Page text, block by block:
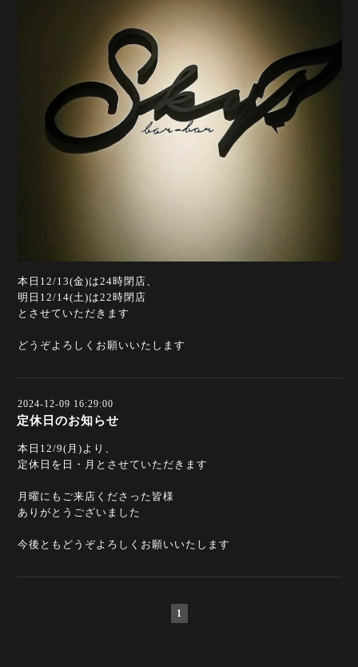
本日12/13(金)は24時閉店、
明日12/14(土)は22時閉店
とさせていただきます
どうぞよろしくお願いいたします
2024-12-09 16:29:00
定休日のお知らせ
本日12/9(月)より、
定休日を日・月とさせていただきます
月曜にもご来店くださった皆様
ありがとうございました
今後ともどうぞよろしくお願いいたします
1